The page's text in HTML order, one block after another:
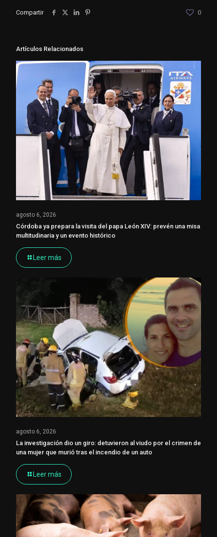
Compartir 0
Artículos Relacionados
agosto 6, 2026
Córdoba ya prepara la visita del papa León XIV: prevén una misa
multitudinaria y un evento histórico
Leer más
agosto 6, 2026
La investigación dio un giro: detuvieron al viudo por el crimen de
una mujer que murió tras el incendio de un auto
Leer más